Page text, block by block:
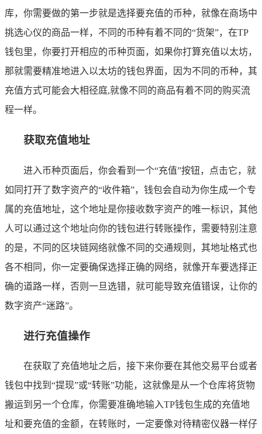
库，你需要做的第一步就是选择要充值的币种，就像在商场中
挑选心仪的商品一样，不同的币种有着不同的“货架”，在TP
钱包里，你要打开相应的币种页面，如果你打算充值以太坊，
那就需要精准地进入以太坊的钱包界面，因为不同的币种，其
充值方式可能会大相径庭,就像不同的商品有着不同的购买流
程一样。
获取充值地址
进入币种页面后，你会看到一个“充值”按钮，点击它，就
如同打开了数字资产的“收件箱”，钱包会自动为你生成一个专
属的充值地址，这个地址是你接收数字资产的唯一标识，其他
人可以通过这个地址向你的钱包进行转账操作，需要特别注意
的是，不同的区块链网络就像不同的交通规则，其地址格式也
各不相同，你一定要确保选择正确的网络，就像开车要选择正
确的道路一样，否则一旦选错，就可能导致充值错误，让你的
数字资产“迷路”。
进行充值操作
在获取了充值地址之后，接下来你要在其他交易平台或者
钱包中找到“提现”或“转账”功能，这就像是从一个仓库将货物
搬运到另一个仓库，你需要准确地输入TP钱包生成的充值地
址和要充值的金额，在转账时，一定要像对待精密仪器一样仔